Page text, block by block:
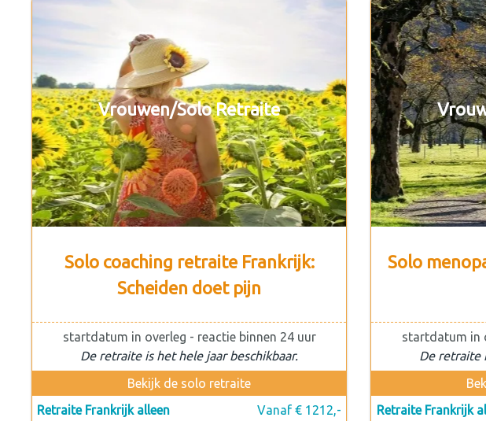
Vrouwen/Solo Retraite
Solo coaching retraite Frankrijk:
Scheiden doet pijn
startdatum in overleg - reactie binnen 24 uur
De retraite is het hele jaar beschikbaar.
Bekijk de solo retraite
Retraite Frankrijk alleen
Vanaf € 1212,-
Solo
startdatum in
De retraite
Retraite Frankrijk